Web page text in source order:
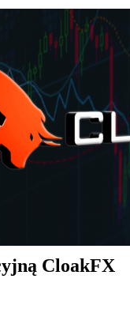
CloakFX